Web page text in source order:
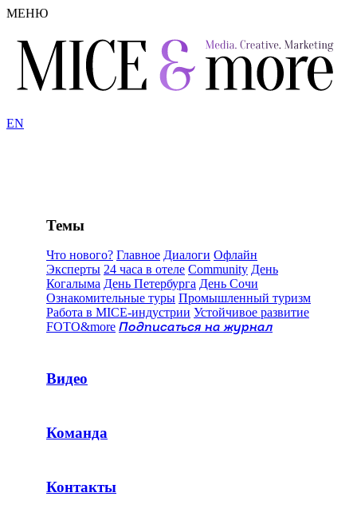
МЕНЮ
EN
Темы
Что нового? Главное Диалоги Офлайн
Эксперты 24 часа в отеле Community День
Когалыма День Петербурга День Сочи
Ознакомительные туры Промышленный туризм
Работа в MICE-индустрии Устойчивое развитие
FOTO&more Подписаться на журнал
Видео
Команда
Контакты